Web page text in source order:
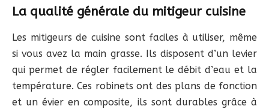
La qualité générale du mitigeur cuisine
Les mitigeurs de cuisine sont faciles à utiliser, même
si vous avez la main grasse. Ils disposent d’un levier
qui permet de régler facilement le débit d’eau et la
température. Ces robinets ont des plans de fonction
et un évier en composite, ils sont durables grâce à